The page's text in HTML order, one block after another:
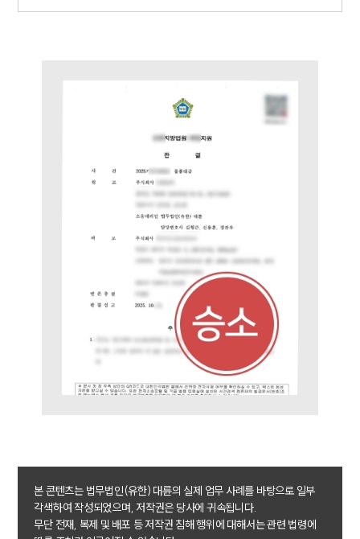
본 콘텐츠는 법무법인(유한) 대륜의 실제 업무 사례를 바탕으로 일부
각색하여 작성되었으며, 저작권은 당사에 귀속됩니다.
무단 전재, 복제 및 배포 등 저작권 침해 행위에 대해서는 관련 법령에